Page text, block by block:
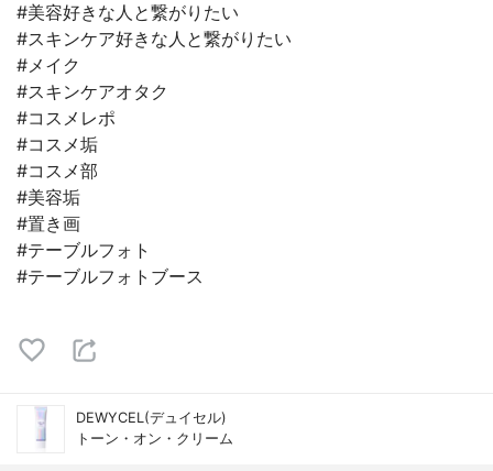
#美容好きな人と繋がりたい
#スキンケア好きな人と繋がりたい
#メイク
#スキンケアオタク
#コスメレポ
#コスメ垢
#コスメ部
#美容垢
#置き画
#テーブルフォト
#テーブルフォトブース
DEWYCEL(デュイセル)
トーン・オン・クリーム